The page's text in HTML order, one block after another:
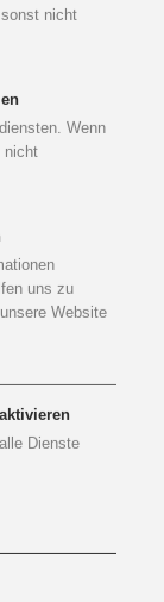
Sie sich für die
können.
begleiten die
dass das
Diese
20.000 Euro
sowie im
1.600 bis
dass Sie nur
Grundlage
nicht
Wenn
nicht
uns zu
Website
Dienste